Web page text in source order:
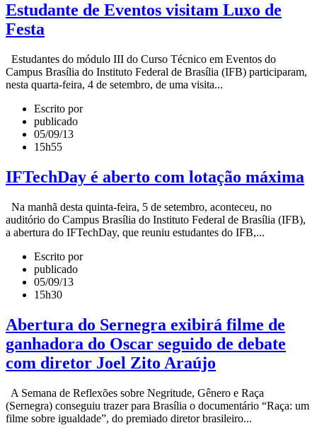
Estudante de Eventos visitam Luxo de
Festa
Estudantes do módulo III do Curso Técnico em Eventos do
Campus Brasília do Instituto Federal de Brasília (IFB) participaram,
nesta quarta-feira, 4 de setembro, de uma visita...
Escrito por
publicado
05/09/13
15h55
IFTechDay é aberto com lotação máxima
Na manhã desta quinta-feira, 5 de setembro, aconteceu, no
auditório do Campus Brasília do Instituto Federal de Brasília (IFB),
a abertura do IFTechDay, que reuniu estudantes do IFB,...
Escrito por
publicado
05/09/13
15h30
Abertura do Sernegra exibirá filme de
ganhadora do Oscar seguido de debate
com diretor Joel Zito Araújo
A Semana de Reflexões sobre Negritude, Gênero e Raça
(Sernegra) conseguiu trazer para Brasília o documentário “Raça: um
filme sobre igualdade”, do premiado diretor brasileiro...